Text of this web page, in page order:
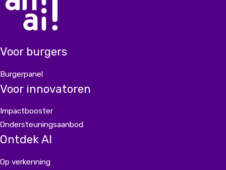
Voor burgers
Burgerpanel
Voor innovatoren
Impactbooster
Ondersteuningsaanbod
Ontdek AI
Op verkenning